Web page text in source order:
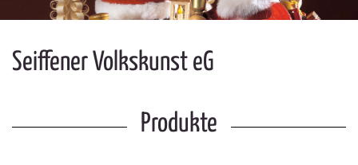
Seiffener Volkskunst eG
Produkte